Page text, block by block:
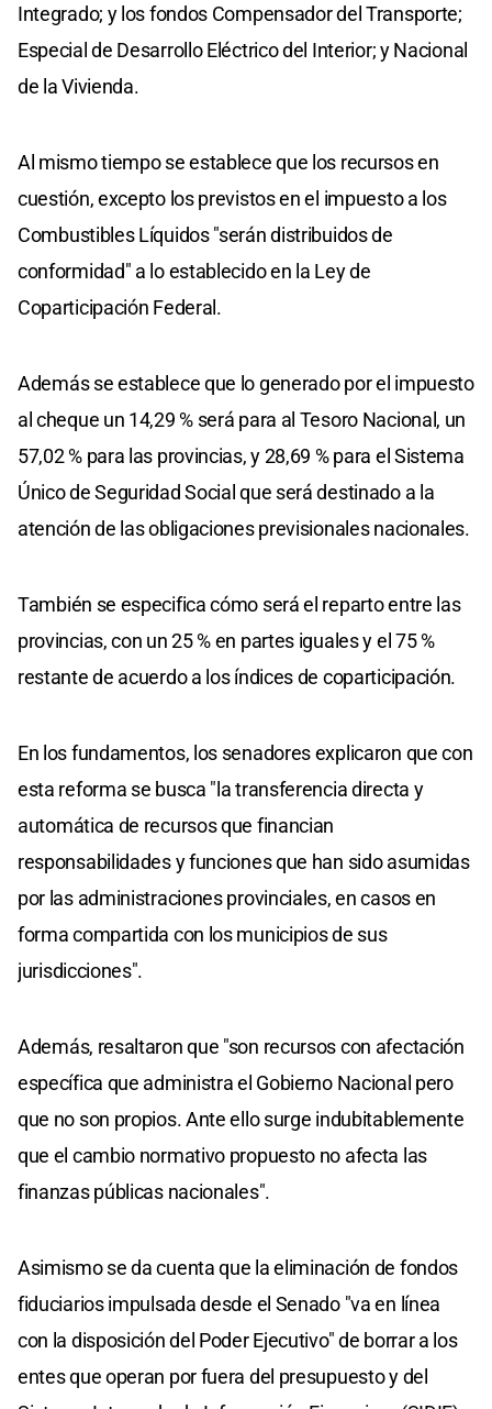
Integrado; y los fondos Compensador del Transporte;
Especial de Desarrollo Eléctrico del Interior; y Nacional
de la Vivienda.
Al mismo tiempo se establece que los recursos en
cuestión, excepto los previstos en el impuesto a los
Combustibles Líquidos "serán distribuidos de
conformidad" a lo establecido en la Ley de
Coparticipación Federal.
Además se establece que lo generado por el impuesto
al cheque un 14,29 % será para al Tesoro Nacional, un
57,02 % para las provincias, y 28,69 % para el Sistema
Único de Seguridad Social que será destinado a la
atención de las obligaciones previsionales nacionales.
También se especifica cómo será el reparto entre las
provincias, con un 25 % en partes iguales y el 75 %
restante de acuerdo a los índices de coparticipación.
En los fundamentos, los senadores explicaron que con
esta reforma se busca "la transferencia directa y
automática de recursos que financian
responsabilidades y funciones que han sido asumidas
por las administraciones provinciales, en casos en
forma compartida con los municipios de sus
jurisdicciones".
Además, resaltaron que "son recursos con afectación
específica que administra el Gobierno Nacional pero
que no son propios. Ante ello surge indubitablemente
que el cambio normativo propuesto no afecta las
finanzas públicas nacionales".
Asimismo se da cuenta que la eliminación de fondos
fiduciarios impulsada desde el Senado "va en línea
con la disposición del Poder Ejecutivo" de borrar a los
entes que operan por fuera del presupuesto y del